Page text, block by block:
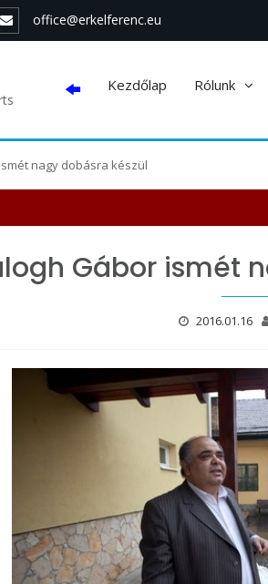
office@erkelferenc.eu
Kezdőlap Rólunk
nagy dobásra készül
Gábor ismét
2016.01.16